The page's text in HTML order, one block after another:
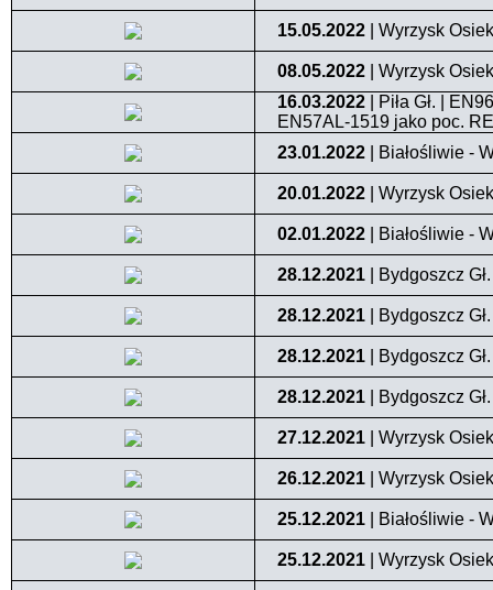
15.05.2022 | Wyrzysk
08.05.2022 | Wyrzysk
16.03.2022 | Piła Gł. |
EN57AL-1519 jako poc.
23.01.2022 | Białośliwie -
20.01.2022 | Wyrzysk
02.01.2022 | Białośliwie -
28.12.2021 | Bydgoszcz
28.12.2021 | Bydgoszcz
28.12.2021 | Bydgoszcz
28.12.2021 | Bydgoszcz
27.12.2021 | Wyrzysk
26.12.2021 | Wyrzysk
25.12.2021 | Białośliwie -
25.12.2021 | Wyrzysk